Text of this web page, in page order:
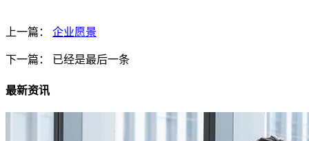
上一篇： 企业愿景
下一篇： 已经是最后一条
最新资讯